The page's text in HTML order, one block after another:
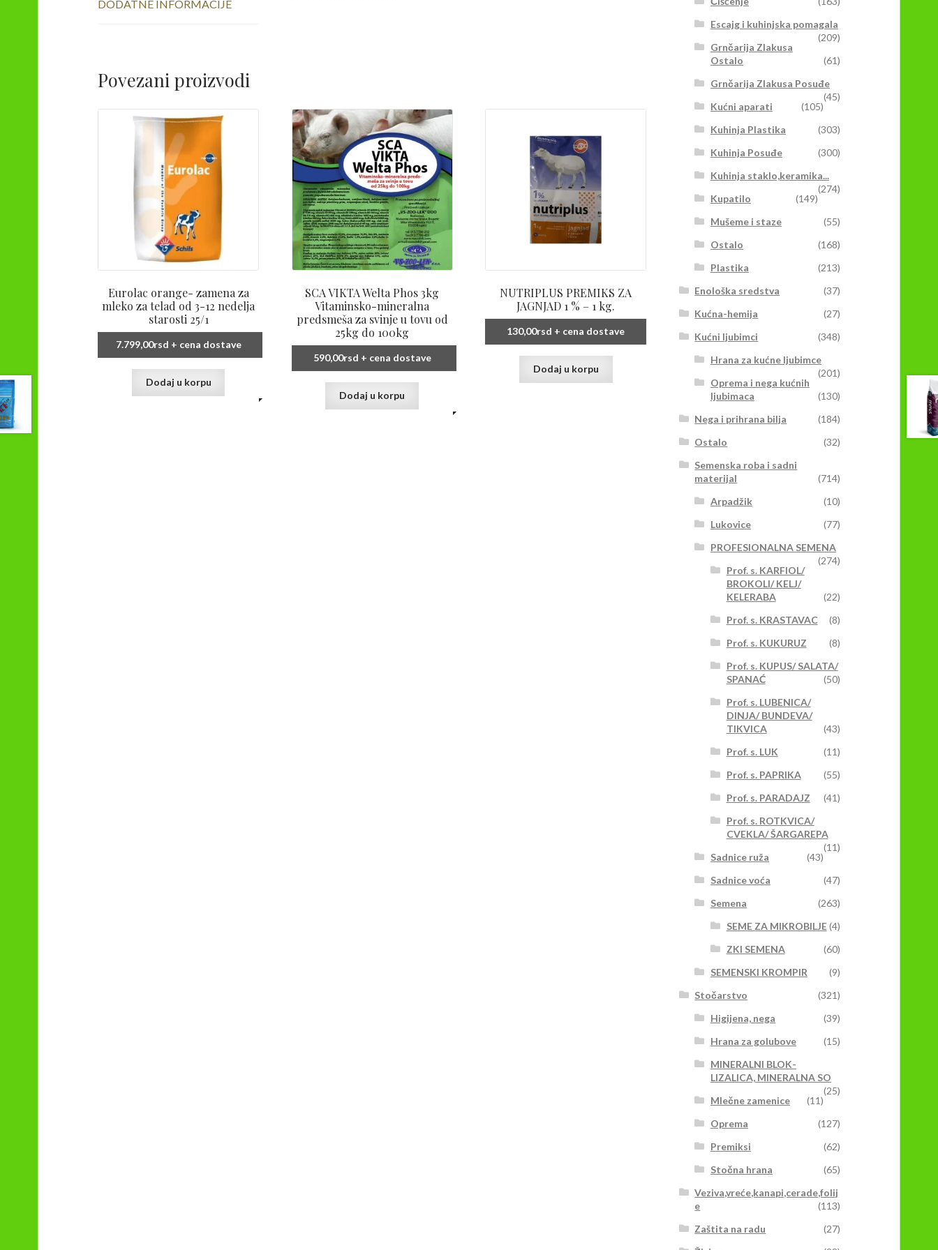
DODATNE INFORMACIJE
Povezani proizvodi
Eurolac orange- zamena za
mleko za telad od 3-12 nedelja
starosti 25/1
7.799,00rsd + cena dostave
Dodaj u korpu
SCA VIKTA Welta Phos 3kg
Vitaminsko-mineralna
predsmeša za svinje u tovu od
25kg do 100kg
590,00rsd + cena dostave
Dodaj u korpu
NUTRIPLUS PREMIKS ZA
JAGNJAD 1 % – 1 kg.
130,00rsd + cena dostave
Dodaj u korpu
Escajg i kuhinjska pomagala
(209)
Grnčarija Zlakusa
Ostalo
(61)
Grnčarija Zlakusa Posuđe
(45)
Kućni aparati
(105)
Kuhinja Plastika
(303)
Kuhinja Posuđe
(300)
Kuhinja staklo,keramika...
(274)
Kupatilo
(149)
Mušeme i staze
(55)
Ostalo
(168)
Plastika
(213)
Enološka sredstva
(37)
Kućna-hemija
(27)
Kućni ljubimci
(348)
Hrana za kućne ljubimce
(201)
Oprema i nega kućnih
ljubimaca
(130)
Nega i prihrana bilja
(184)
Ostalo
(32)
Semenska roba i sadni
materijal
(714)
Arpadžik
(10)
Lukovice
(77)
PROFESIONALNA SEMENA
(274)
Prof. s. KARFIOL/
BROKOLI/ KELJ/
KELERABA
(22)
Prof. s. KRASTAVAC
(8)
Prof. s. KUKURUZ
(8)
Prof. s. KUPUS/ SALATA/
SPANAĆ
(50)
Prof. s. LUBENICA/
DINJA/ BUNDEVA/
TIKVICA
(43)
Prof. s. LUK
(11)
Prof. s. PAPRIKA
(55)
Prof. s. PARADAJZ
(41)
Prof. s. ROTKVICA/
CVEKLA/ ŠARGAREPA
(11)
Sadnice ruža
(43)
Sadnice voća
(47)
Semena
(263)
SEME ZA MIKROBILJE(4)
ZKI SEMENA
(60)
SEMENSKI KROMPIR
(9)
Stočarstvo
(321)
Higijena, nega
(39)
Hrana za golubove
(15)
MINERALNI BLOK-
LIZALICA, MINERALNA SO
(25)
Mlečne zamenice
(11)
Oprema
(127)
Premiksi
(62)
Stočna hrana
(65)
Veziva,vreće,kanapi,cerade,folij
e
(113)
Zaštita na radu
(27)